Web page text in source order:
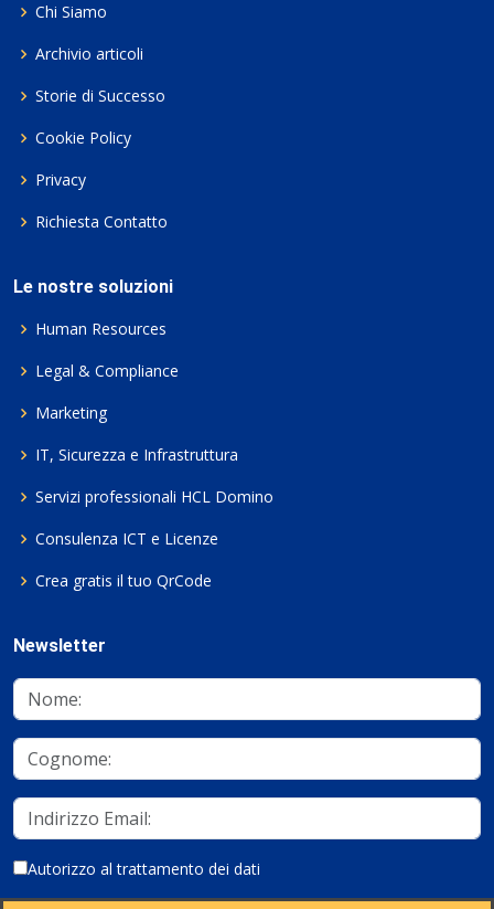
Chi Siamo
Archivio articoli
Storie di Successo
Cookie Policy
Privacy
Richiesta Contatto
Le nostre soluzioni
Human Resources
Legal & Compliance
Marketing
IT, Sicurezza e Infrastruttura
Servizi professionali HCL Domino
Consulenza ICT e Licenze
Crea gratis il tuo QrCode
Newsletter
Autorizzo al trattamento dei dati